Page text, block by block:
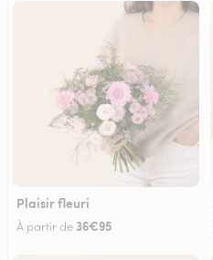
Plaisir fleuri
À partir de 36€95